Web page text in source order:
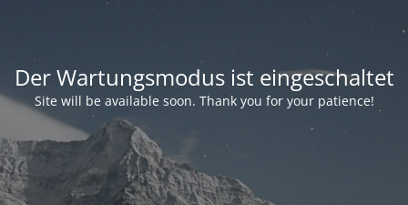
Der Wartungsmodus ist eingeschaltet
Site will be available soon. Thank you for your patience!